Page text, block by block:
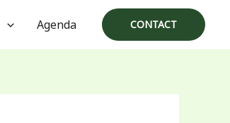
Agenda CONTACT